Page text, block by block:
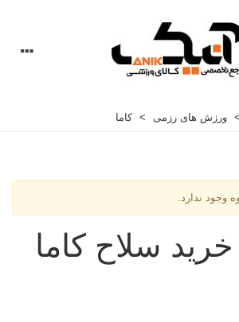
> ورزش های رزمی > کاما
وجود ندارد.
سلاح کاما